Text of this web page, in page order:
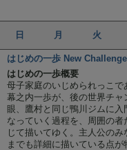
日 月 火
はじめの一歩 New
はじめの一歩概要
母子家庭のいじめられっこで
幕之内一歩が、後の世界チ
眼、鷹村と同じ鴨川ジムに
なっていく過程を、周囲の
じて描いてゆく。主人公の
までも詳細に描いている点